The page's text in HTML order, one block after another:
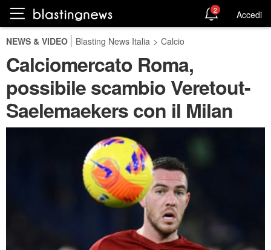
2 Accedi
NEWS & VIDEO Blasting News Italia > Calcio
Calciomercato Roma,
possibile scambio Veretout-
Saelemaekers con il Milan